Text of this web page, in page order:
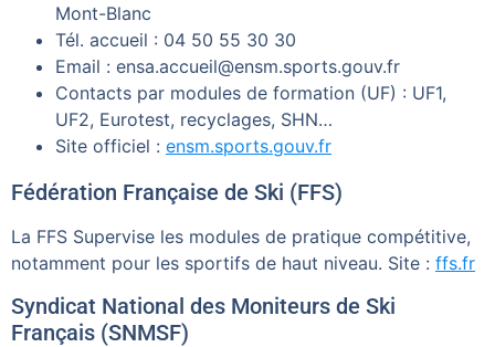
Mont-Blanc
Tél. accueil : 04 50 55 30 30
Email : ensa.accueil@ensm.sports.gouv.fr
Contacts par modules de formation (UF) : UF1,
UF2, Eurotest, recyclages, SHN…
Site officiel : ensm.sports.gouv.fr
Fédération Française de Ski (FFS)
La FFS Supervise les modules de pratique compétitive,
notamment pour les sportifs de haut niveau. Site : ffs.fr
Syndicat National des Moniteurs de Ski
Français (SNMSF)